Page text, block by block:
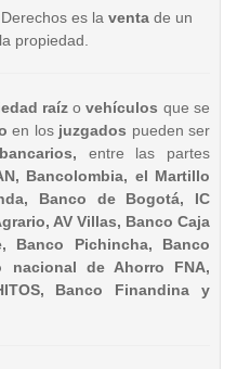
es la ventade un
propiedad.
raízo vehículos que se
en los juzgados pueden ser
entre las partes
Bancolombia, el Martillo
Banco de Bogotá, IC
AV Villas, Banco Caja
Banco Pichincha, Banco
nacional de Ahorro FNA,
Banco Finandina y